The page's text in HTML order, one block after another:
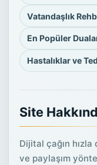
Vatandaşlık
En Popüler
Hastalıklar ve
Site
Dijital çağın
ve paylaşım